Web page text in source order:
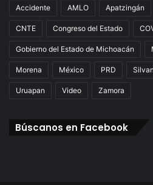
Accidente AMLO Apatzingán
CNTE Congreso del Estado
Gobierno del Estado de Michoacán
Morena México PRD
Uruapan Video Zamora
Búscanos en Facebook